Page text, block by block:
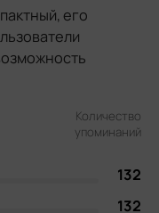
его
Количество
упоминаний
132
132